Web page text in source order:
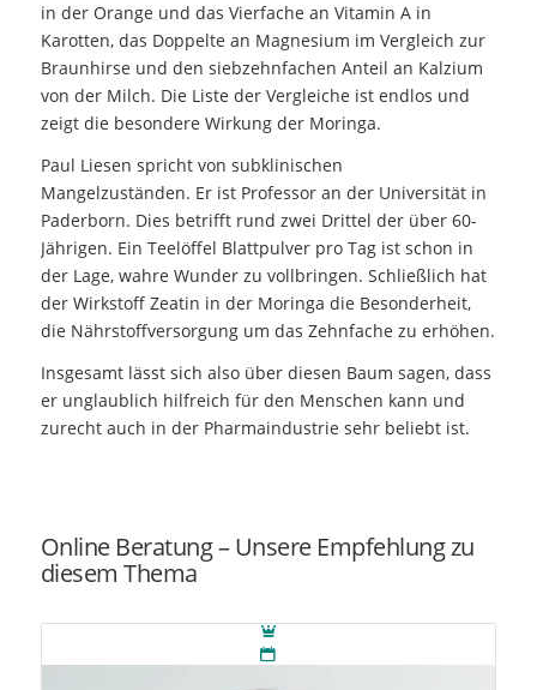
in der Orange und das Vierfache an Vitamin A in
Karotten, das Doppelte an Magnesium im Vergleich zur
Braunhirse und den siebzehnfachen Anteil an Kalzium
von der Milch. Die Liste der Vergleiche ist endlos und
zeigt die besondere Wirkung der Moringa.
Paul Liesen spricht von subklinischen
Mangelzuständen. Er ist Professor an der Universität in
Paderborn. Dies betrifft rund zwei Drittel der über 60-
Jährigen. Ein Teelöffel Blattpulver pro Tag ist schon in
der Lage, wahre Wunder zu vollbringen. Schließlich hat
der Wirkstoff Zeatin in der Moringa die Besonderheit,
die Nährstoffversorgung um das Zehnfache zu erhöhen.
Insgesamt lässt sich also über diesen Baum sagen, dass
er unglaublich hilfreich für den Menschen kann und
zurecht auch in der Pharmaindustrie sehr beliebt ist.
Online Beratung – Unsere Empfehlung zu
diesem Thema